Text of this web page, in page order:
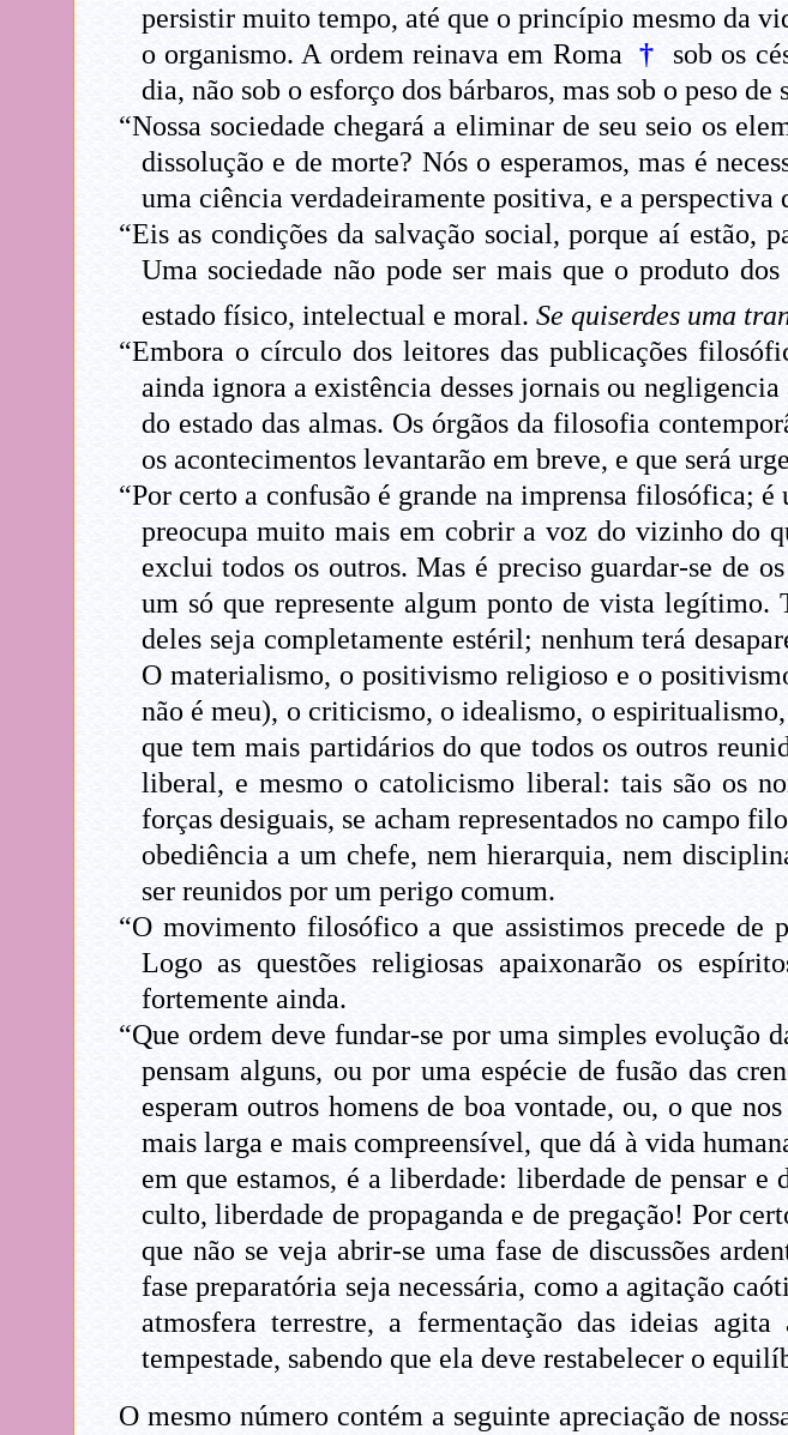
persistir muito tempo, até que o princípio mesmo da
o organismo. A ordem reinava em Roma
†
sob os
dia, não sob o esforço dos bárbaros, mas sob o peso de
“Nossa sociedade chegará a eliminar de seu seio os
dissolução e de morte? Nós o esperamos, mas é
uma ciência verdadeiramente positiva, e a perspectiva
“Eis as condições da salvação social, porque aí estão,
Uma sociedade não pode ser mais que o produto
estado físico, intelectual e moral. Se quiserdes uma
“Embora o círculo dos leitores das publicações
ainda ignora a existência desses jornais ou
do estado das almas. Os órgãos da filosofia
os acontecimentos levantarão em breve, e que será
“Por certo a confusão é grande na imprensa filosófica;
preocupa muito mais em cobrir a voz do vizinho do
exclui todos os outros. Mas é preciso guardar-se de
um só que represente algum ponto de vista legítimo.
deles seja completamente estéril; nenhum terá
O materialismo, o positivismo religioso e o
não é meu), o criticismo, o idealismo, o
que tem mais partidários do que todos os outros
liberal, e mesmo o catolicismo liberal: tais são os
forças desiguais, se acham representados no campo
obediência a um chefe, nem hierarquia, nem
ser reunidos por um perigo comum.
“O movimento filosófico a que assistimos precede de
Logo as questões religiosas apaixonarão os
fortemente ainda.
“Que ordem deve fundar-se por uma simples evolução
pensam alguns, ou por uma espécie de fusão das
esperam outros homens de boa vontade, ou, o que
mais larga e mais compreensível, que dá à vida
em que estamos, é a liberdade: liberdade de pensar
culto, liberdade de propaganda e de pregação! Por
que não se veja abrir-se uma fase de discussões
fase preparatória seja necessária, como a agitação
atmosfera terrestre, a fermentação das ideias
tempestade, sabendo que ela deve restabelecer o
O mesmo número contém a seguinte apreciação de